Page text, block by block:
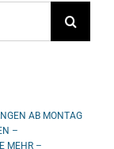
AB MONTAG
–
MEHR –